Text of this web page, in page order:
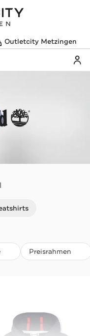
Outletcity Metzingen
Preisrahmen